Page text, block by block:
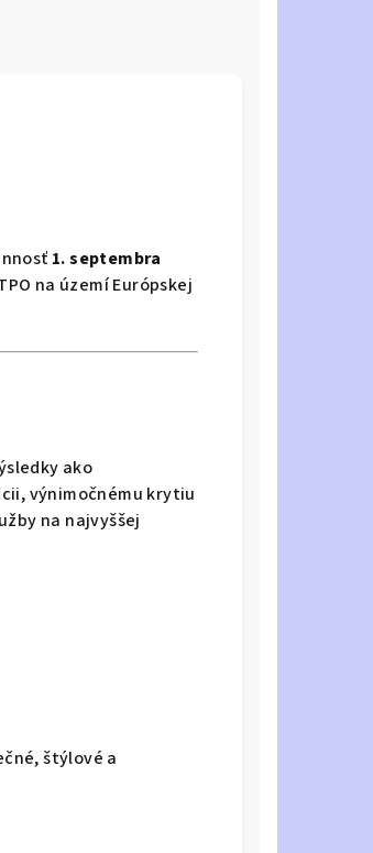
1. septembra
na území Európskej
ako
výnimočnému krytiu
na najvyššej
štýlové a